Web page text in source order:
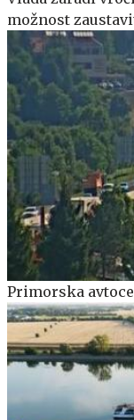
možnost
Primorska